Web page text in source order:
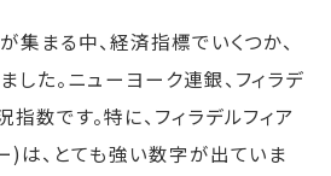
集まる中、経済指標でいくつか、
した。ニューヨーク連銀、フィラデ
数です。特に、フィラデルフィア
)は、とても強い数字が出ていま